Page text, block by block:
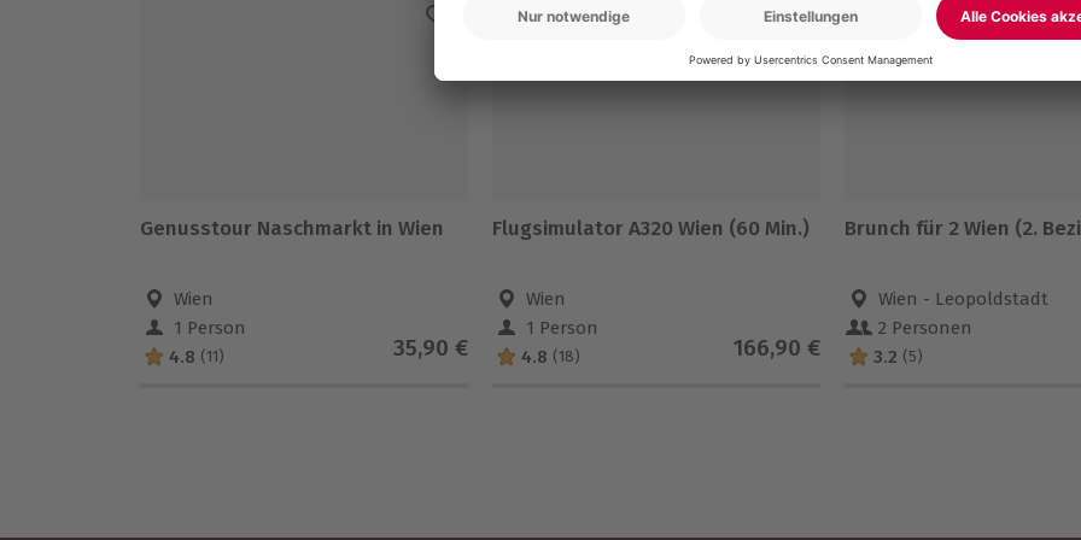
Genusstour Naschmarkt in Wien
Wien
1 Person
4.8 (11) 35,90 €
Flugsimulator A320 Wien (60 Min.)
Wien
1 Person
4.8 (18) 166,90 €
-15% CLUB DEAL
Brunch für 2 Wien (2.
Wien - Leopoldstadt
2 Personen
3.2 (5)